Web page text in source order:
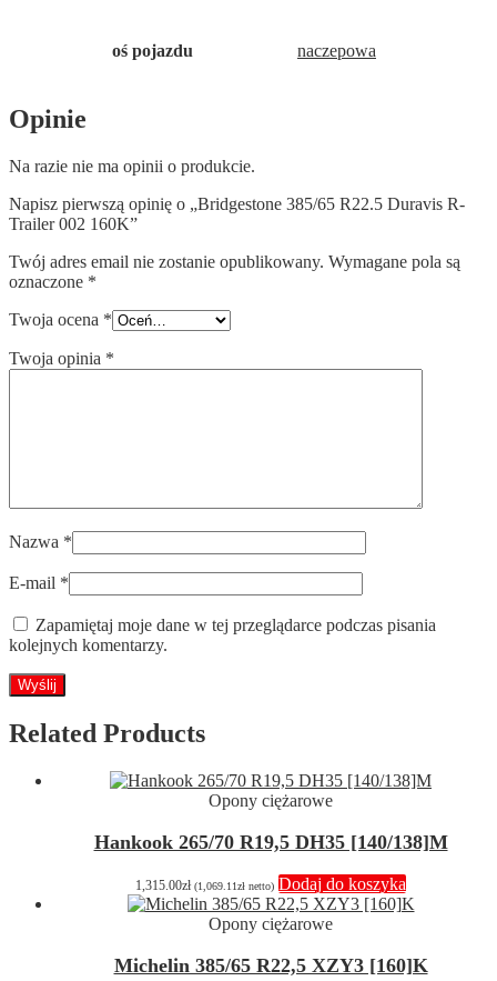
oś pojazdu naczepowa
Opinie
Na razie nie ma opinii o produkcie.
Napisz pierwszą opinię o „Bridgestone 385/65 R22.5 Duravis R-
Trailer 002 160K”
Twój adres email nie zostanie opublikowany. Wymagane pola są
oznaczone *
Twoja ocena *
Twoja opinia *
Nazwa *
E-mail *
Zapamiętaj moje dane w tej przeglądarce podczas pisania
kolejnych komentarzy.
Related Products
Opony ciężarowe
Hankook 265/70 R19,5 DH35 [140/138]M
1,315.00zł (1,069.11zł netto) Dodaj do koszyka
Opony ciężarowe
Michelin 385/65 R22,5 XZY3 [160]K